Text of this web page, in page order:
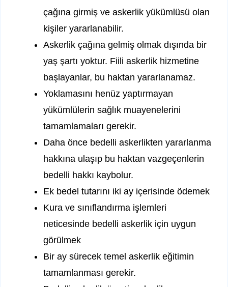
çağına girmiş ve askerlik yükümlüsü olan
kişiler yararlanabilir.
Askerlik çağına gelmiş olmak dışında bir
yaş şartı yoktur. Fiili askerlik hizmetine
başlayanlar, bu haktan yararlanamaz.
Yoklamasını henüz yaptırmayan
yükümlülerin sağlık muayenelerini
tamamlamaları gerekir.
Daha önce bedelli askerlikten yararlanma
hakkına ulaşıp bu haktan vazgeçenlerin
bedelli hakkı kaybolur.
Ek bedel tutarını iki ay içerisinde ödemek
Kura ve sınıflandırma işlemleri
neticesinde bedelli askerlik için uygun
görülmek
Bir ay sürecek temel askerlik eğitimin
tamamlanması gerekir.